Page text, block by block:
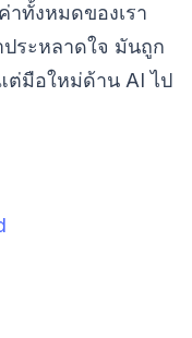
าทั้งหมดของเรา
ประหลาดใจ มันถูก
ต่มือใหม่ด้าน AI ไป